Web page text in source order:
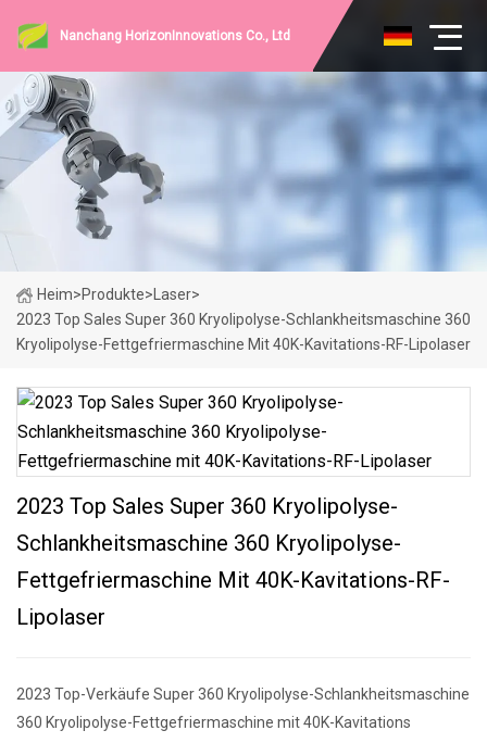
Nanchang HorizonInnovations Co., Ltd
Heim>Produkte> Laser>
2023 Top Sales Super 360 Kryolipolyse-Schlankheitsmaschine 360
​​Kryolipolyse-Fettgefriermaschine Mit 40K-Kavitations-RF-Lipolaser
2023 Top Sales Super 360 Kryolipolyse-
Schlankheitsmaschine 360 ​​Kryolipolyse-
Fettgefriermaschine Mit 40K-Kavitations-RF-
Lipolaser
2023 Top-Verkäufe Super 360 Kryolipolyse-Schlankheitsmaschine
360 ​​Kryolipolyse-Fettgefriermaschine mit 40K-Kavitations